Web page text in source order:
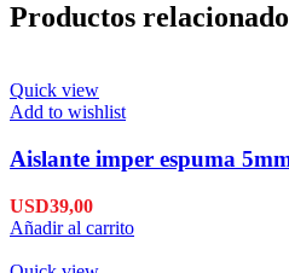
Productos
Quick view
Add to wishlist
Aislante imper espuma
USD39,00
Añadir al carrito